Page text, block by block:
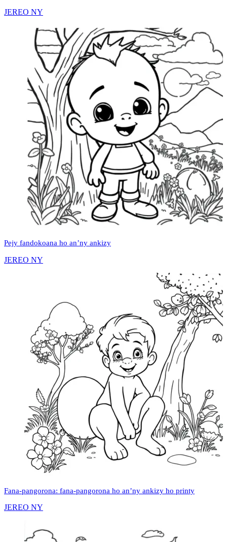
JEREO NY
Pejy fandokoana ho an’ny ankizy
JEREO NY
Fana-pangorona: fana-pangorona ho an’ny ankizy ho printy
JEREO NY